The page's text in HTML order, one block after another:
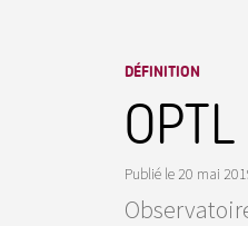
DÉFINITION
OPTL
Publié le 20 mai